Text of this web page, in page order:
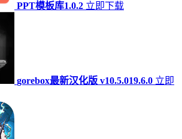
PPT模板库1.0.2 立即下载
gorebox最新汉化版 v10.5.019.6.0 立即